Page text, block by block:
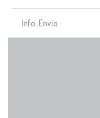
Info. Envío